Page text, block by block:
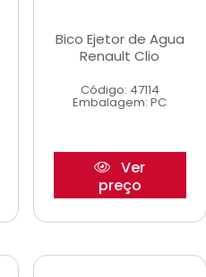
Bico Ejetor de Agua
Renault Clio
Código: 47114
Embalagem: PC
Ver
preço